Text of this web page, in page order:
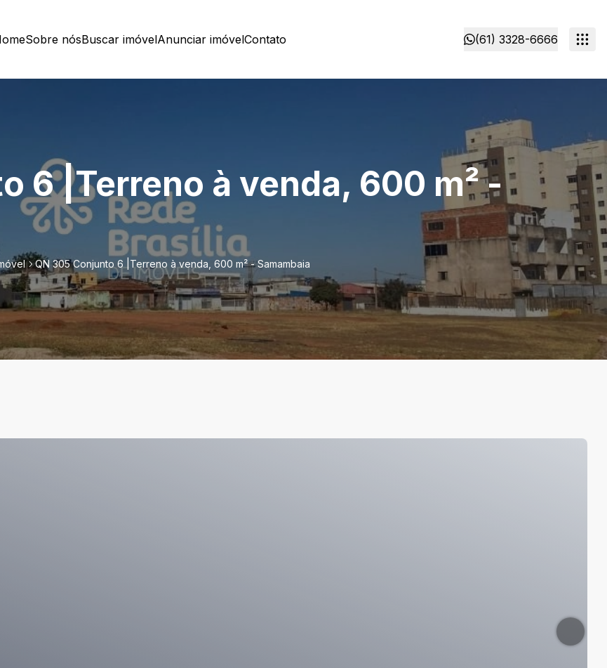
Sobre nósBuscar imóvelAnunciar imóvelContato (61) 3328-6666
6 |Terreno à venda, 600 m² -
QN 305 Conjunto 6 |Terreno à venda, 600 m² - Samambaia